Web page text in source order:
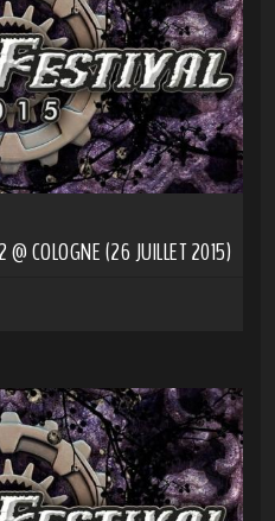
COLOGNE (26 JUILLET 2015)